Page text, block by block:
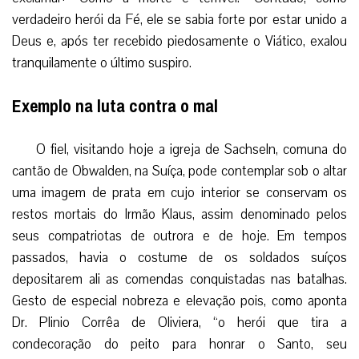
verdadeiro herói da Fé, ele se sabia forte por estar unido a
Deus e, após ter recebido piedosamente o Viático, exalou
tranquilamente o último suspiro.
Exemplo na luta contra o mal
O fiel, visitando hoje a igreja de Sachseln, comuna do
cantão de Obwalden, na Suíça, pode contemplar sob o altar
uma imagem de prata em cujo interior se conservam os
restos mortais do Irmão Klaus, assim denominado pelos
seus compatriotas de outrora e de hoje. Em tempos
passados, havia o costume de os soldados suíços
depositarem ali as comendas conquistadas nas batalhas.
Gesto de especial nobreza e elevação pois, como aponta
Dr. Plinio Corrêa de Oliviera, “o herói que tira a
condecoração do peito para honrar o Santo, seu